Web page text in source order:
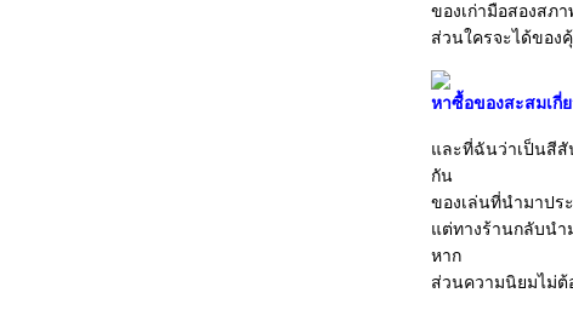
ของเก่ามือสองสภ
ส่วนใครจะได้ของ
หาซื้อของสะสมเกี่
ละที่ฉันว่าเป็นสีสั
กัน
ของเล่นที่นำมาปร
ต่ทางร้านกลับนำม
หาก
ส่วนความนิยมไม่ต้